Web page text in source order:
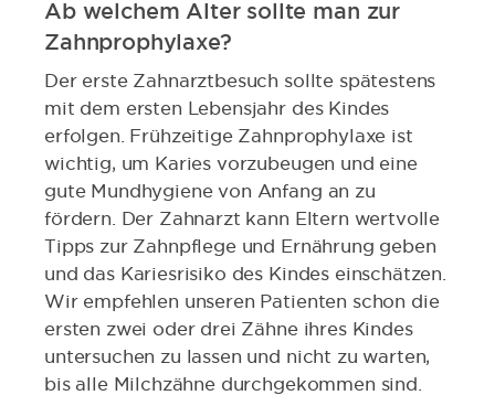
Ab welchem Alter sollte man zur
Zahnprophylaxe?
Der erste Zahnarztbesuch sollte spätestens
mit dem ersten Lebensjahr des Kindes
erfolgen. Frühzeitige Zahnprophylaxe ist
wichtig, um Karies vorzubeugen und eine
gute Mundhygiene von Anfang an zu
fördern. Der Zahnarzt kann Eltern wertvolle
Tipps zur Zahnpflege und Ernährung geben
und das Kariesrisiko des Kindes einschätzen.
Wir empfehlen unseren Patienten schon die
ersten zwei oder drei Zähne ihres Kindes
untersuchen zu lassen und nicht zu warten,
bis alle Milchzähne durchgekommen sind.